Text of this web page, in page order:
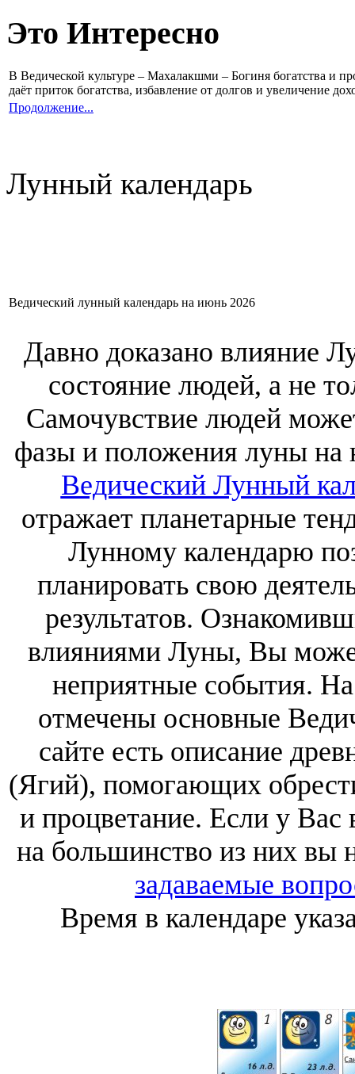
Это Интересно
В Ведической культуре – Махалакшми – Богиня богатства и
даёт приток богатства, избавление от долгов и увеличение
Продолжение...
Лунный календарь
Ведический лунный календарь на июнь 2026
Давно доказано влияние
состояние людей, а не
Самочувствие людей
фазы и положения луны на
Ведический Лунный
отражает планетарные
Лунному календарю
планировать свою
результатов.
влияниями Луны, Вы
неприятные события.
отмечены основные
сайте есть описание
(Ягий), помогающих
и процветание. Если у
на большинство из них вы
задаваемые
Время в календаре